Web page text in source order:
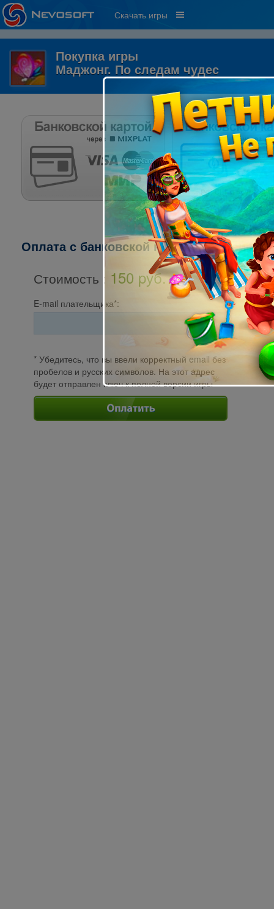
Скачать игры
Покупка игры
Маджонг. По следам чудес
Оплата с банковской карты через
Стоимость : 150 pуб.
E-mail плательщика*:
* Убедитесь, что вы ввели корректный email без
пробелов и русских символов. На этот адрес
будет отправлен ключ к полной версии игры